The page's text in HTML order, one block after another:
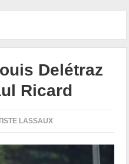
Delétraz
Ricard
LASSAUX